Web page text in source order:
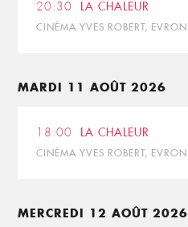
20:30 LA CHALEUR
CINÉMA YVES ROBERT, EVRON
MARDI 11 AOÛT 2026
18:00 LA CHALEUR
CINÉMA YVES ROBERT, EVRON
MERCREDI 12 AOÛT 2026